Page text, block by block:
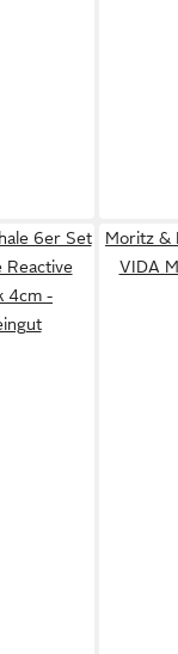
6er Set
Reactive
4cm -
Moritz &
VIDA